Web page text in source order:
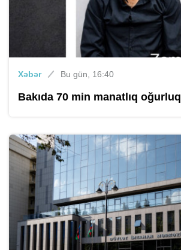
Xəbər Bu gün, 16:40
Bakıda 70 min manatlıq oğurluq